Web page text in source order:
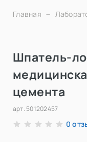
Главная
Шпатель-
цемента
арт. 501202457
0